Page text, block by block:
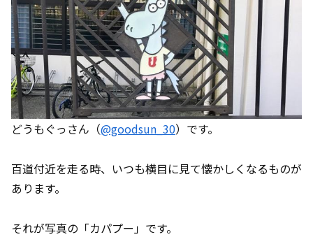
どうもぐっさん（@goodsun_30）です。
百道付近を走る時、いつも横目に見て懐かしくなるものが
あります。
それが写真の「カパプー」です。